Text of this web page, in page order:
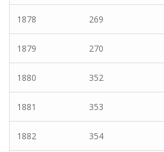
1878 269
1879 270
1880 352
1881 353
1882 354